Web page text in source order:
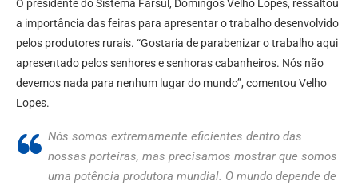
O presidente do Sistema Farsul, Domingos Velho Lopes, ressaltou
a importância das feiras para apresentar o trabalho desenvolvido
pelos produtores rurais. “Gostaria de parabenizar o trabalho aqui
apresentado pelos senhores e senhoras cabanheiros. Nós não
devemos nada para nenhum lugar do mundo”, comentou Velho
Lopes.
Nós somos extremamente eficientes dentro das
nossas porteiras, mas precisamos mostrar que somos
uma potência produtora mundial. O mundo depende de